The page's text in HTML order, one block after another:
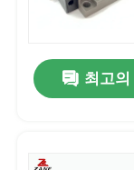
품질 관리
연락처
최고의